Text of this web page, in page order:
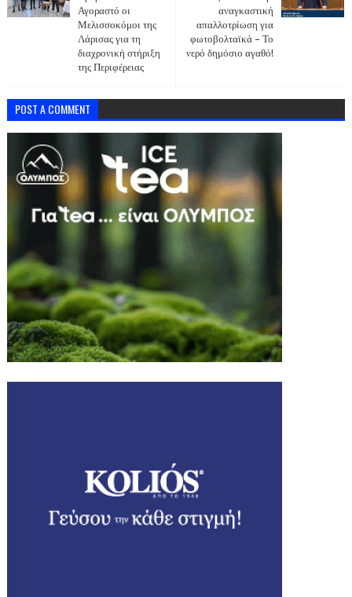
αναγκαστική
απαλλοτρίωση για
φωτοβολταϊκά – Το
νερό δημόσιο αγαθό!
Αγοραστό οι
Μελισσοκόμοι της
Λάρισας για τη
διαχρονική στήριξη
της Περιφέρειας
POST A COMMENT